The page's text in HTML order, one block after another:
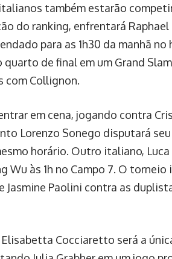
também estarão
do ranking, enfrentará Raphael
para as 1h30 da manhã
de final em um Grand
com Collignon.
em cena, jogando contra
Lorenzo Sonego disputará
horário. Outro italiano,
Wu às 1h no Campo 7. O torneio
Jasmine Paolini contra as
Cocciaretto será a